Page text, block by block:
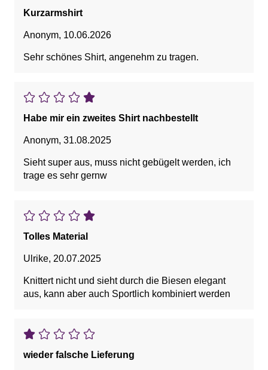
Kurzarmshirt
Anonym, 10.06.2026
Sehr schönes Shirt, angenehm zu tragen.
Habe mir ein zweites Shirt nachbestellt
Anonym, 31.08.2025
Sieht super aus, muss nicht gebügelt werden, ich
trage es sehr gernw
Tolles Material
Ulrike, 20.07.2025
Knittert nicht und sieht durch die Biesen elegant
aus, kann aber auch Sportlich kombiniert werden
wieder falsche Lieferung